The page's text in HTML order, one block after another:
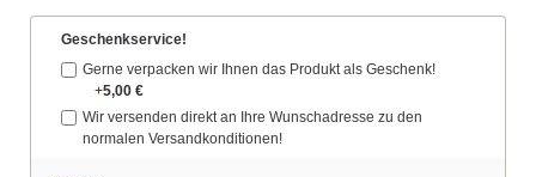
Geschenkservice!
Gerne verpacken wir Ihnen das Produkt als Geschenk!
+5,00 €
Wir versenden direkt an Ihre Wunschadresse zu den
normalen Versandkonditionen!